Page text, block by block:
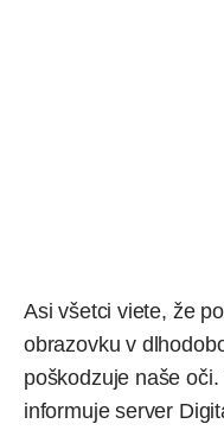
Asi všetci viete, že
obrazovku v
poškodzuje naše
informujeserver